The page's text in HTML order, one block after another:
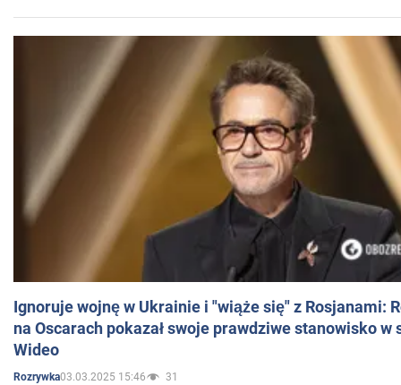
Ignoruje wojnę w Ukrainie i "wiąże się" z Rosjanami:
na Oscarach pokazał swoje prawdziwe stanowisko w
Wideo
Rozrywka03.03.2025 15:46 31